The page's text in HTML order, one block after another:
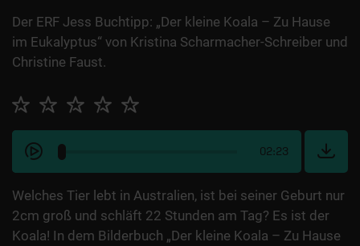
Der ERF Jess Buchtipp: „Der kleine Koala – Zu Hause
im Eukalyptus“ von Kristina Scharmacher-Schreiber und
Christine Faust.
02:23
Welches Tier lebt in Australien, ist bei seiner Geburt nur
2cm groß und schläft 22 Stunden am Tag? Es ist der
Koala! In dem Bilderbuch „Der kleine Koala – Zu Hause